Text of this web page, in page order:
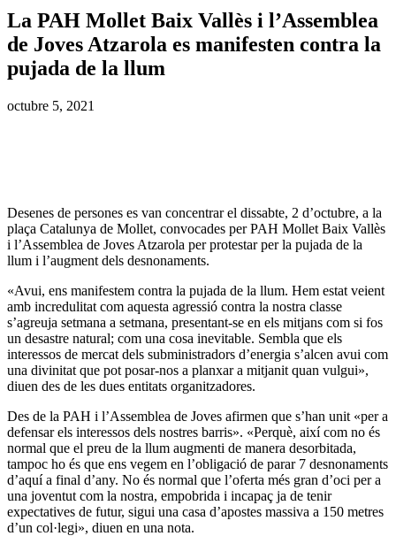
La PAH Mollet Baix Vallès i l’Assemblea
de Joves Atzarola es manifesten contra la
pujada de la llum
octubre 5, 2021
Desenes de persones es van concentrar el dissabte, 2 d’octubre, a la
plaça Catalunya de Mollet, convocades per PAH Mollet Baix Vallès
i l’Assemblea de Joves Atzarola per protestar per la pujada de la
llum i l’augment dels desnonaments.
«Avui, ens manifestem contra la pujada de la llum. Hem estat veient
amb incredulitat com aquesta agressió contra la nostra classe
s’agreuja setmana a setmana, presentant-se en els mitjans com si fos
un desastre natural; com una cosa inevitable. Sembla que els
interessos de mercat dels subministradors d’energia s’alcen avui com
una divinitat que pot posar-nos a planxar a mitjanit quan vulgui»,
diuen des de les dues entitats organitzadores.
Des de la PAH i l’Assemblea de Joves afirmen que s’han unit «per a
defensar els interessos dels nostres barris». «Perquè, així com no és
normal que el preu de la llum augmenti de manera desorbitada,
tampoc ho és que ens vegem en l’obligació de parar 7 desnonaments
d’aquí a final d’any. No és normal que l’oferta més gran d’oci per a
una joventut com la nostra, empobrida i incapaç ja de tenir
expectatives de futur, sigui una casa d’apostes massiva a 150 metres
d’un col·legi», diuen en una nota.